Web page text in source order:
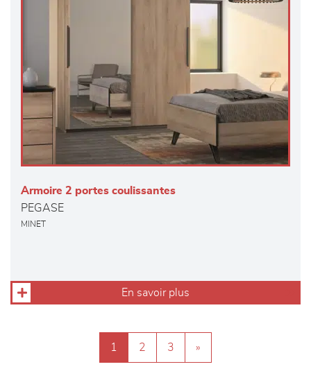
Armoire 2 portes coulissantes
PEGASE
MINET
En savoir plus
1 2 3 »